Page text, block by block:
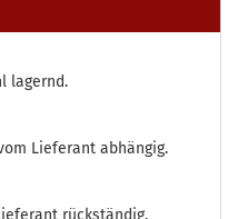
lagernd.
Lieferant abhängig.
rückständig.